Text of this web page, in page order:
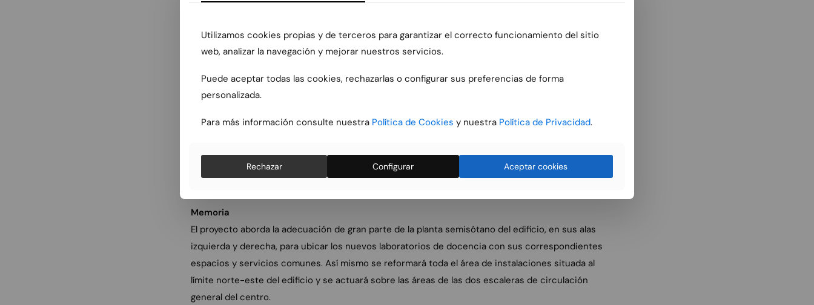
Memoria
El proyecto aborda la adecuación de gran parte de la planta semisótano del edificio, en sus alas
izquierda y derecha, para ubicar los nuevos laboratorios de docencia con sus correspondientes
espacios y servicios comunes. Así mismo se reformará toda el área de instalaciones situada al
límite norte-este del edificio y se actuará sobre las áreas de las dos escaleras de circulación
general del centro.
Utilizamos cookies propias y de terceros para garantizar el correcto funcionamiento del sitio
web, analizar la navegación y mejorar nuestros servicios.
Puede aceptar todas las cookies, rechazarlas o configurar sus preferencias de forma
personalizada.
Para más información consulte nuestra Política de Cookies y nuestra Política de Privacidad.
Rechazar Configurar Aceptar cookies